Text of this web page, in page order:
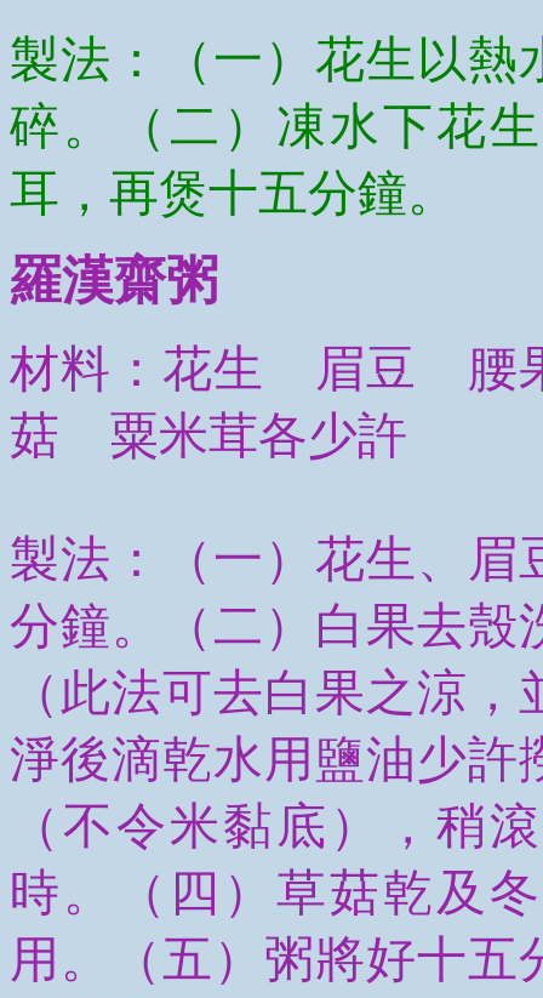
製法：（一）花生以熱
碎。（二）凍水下花
耳，再煲十五分鐘。
羅漢齋粥
材料：花生 眉豆
菇 粟米茸各少許
製法：（一）花生、眉
分鐘。（二）白果去殼
（此法可去白果之涼
淨後滴乾水用鹽油少許
（不令米黏底），稍
時。（四）草菇乾及
用。（五）粥將好十五